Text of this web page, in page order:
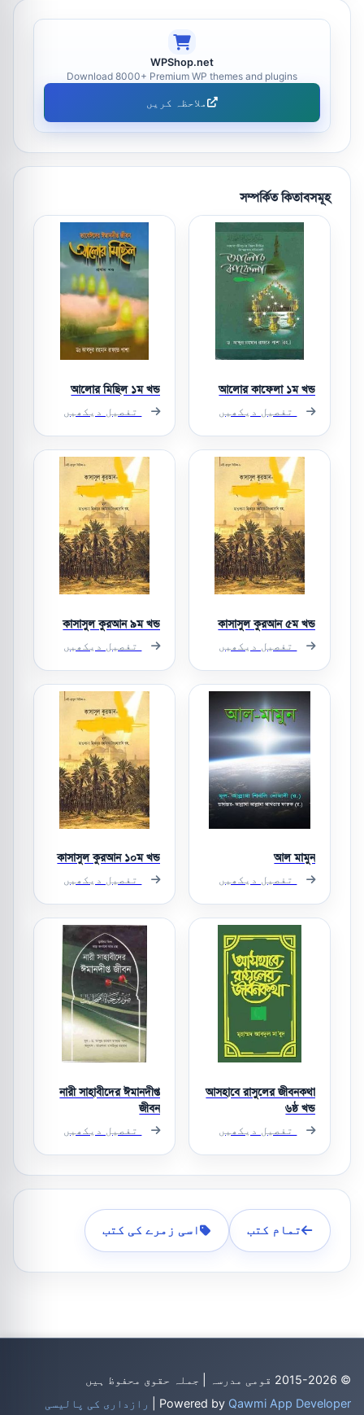
WPShop.net
Download 8000+ Premium WP themes and plugins
ملاحظہ کریں
সম্পর্কিত কিতাবসমূহ
আলোর কাফেলা ১ম খন্ড
تفصیل دیکھیں
আলোর মিছিল ১ম খন্ড
تفصیل دیکھیں
কাসাসুল কুরআন ৫ম খন্ড
تفصیل دیکھیں
কাসাসুল কুরআন ৯ম খন্ড
تفصیل دیکھیں
আল মামুন
تفصیل دیکھیں
কাসাসুল কুরআন ১০ম খন্ড
تفصیل دیکھیں
আসহাবে রাসুলের জীবনকথা
৬ষ্ঠ খন্ড
تفصیل دیکھیں
নারী সাহাবীদের ঈমানদীপ্ত
জীবন
تفصیل دیکھیں
تمام کتب اسی زمرے کی کتب
© 2015-2026 قومی مدرسہ | جملہ حقوق محفوظ ہیں
Powered by Qawmi App Developer رازداری کی پالیسی